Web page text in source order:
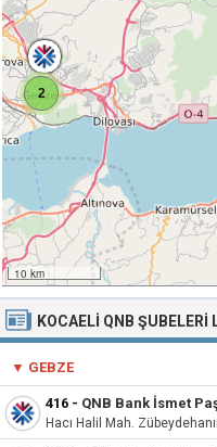
2
10 km
KOCAELI QNB ŞUBELERI
▼ GEBZE
416 - QNB Bank İsmet
Hacı Halil Mah.